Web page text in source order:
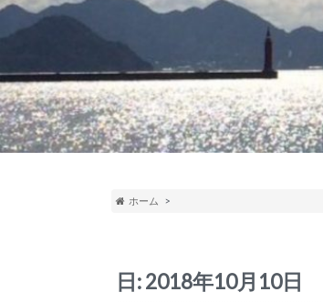
ホーム
日:2018年10月10日